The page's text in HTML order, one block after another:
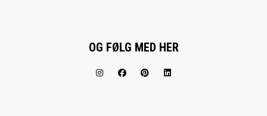
OG FØLG MED HER